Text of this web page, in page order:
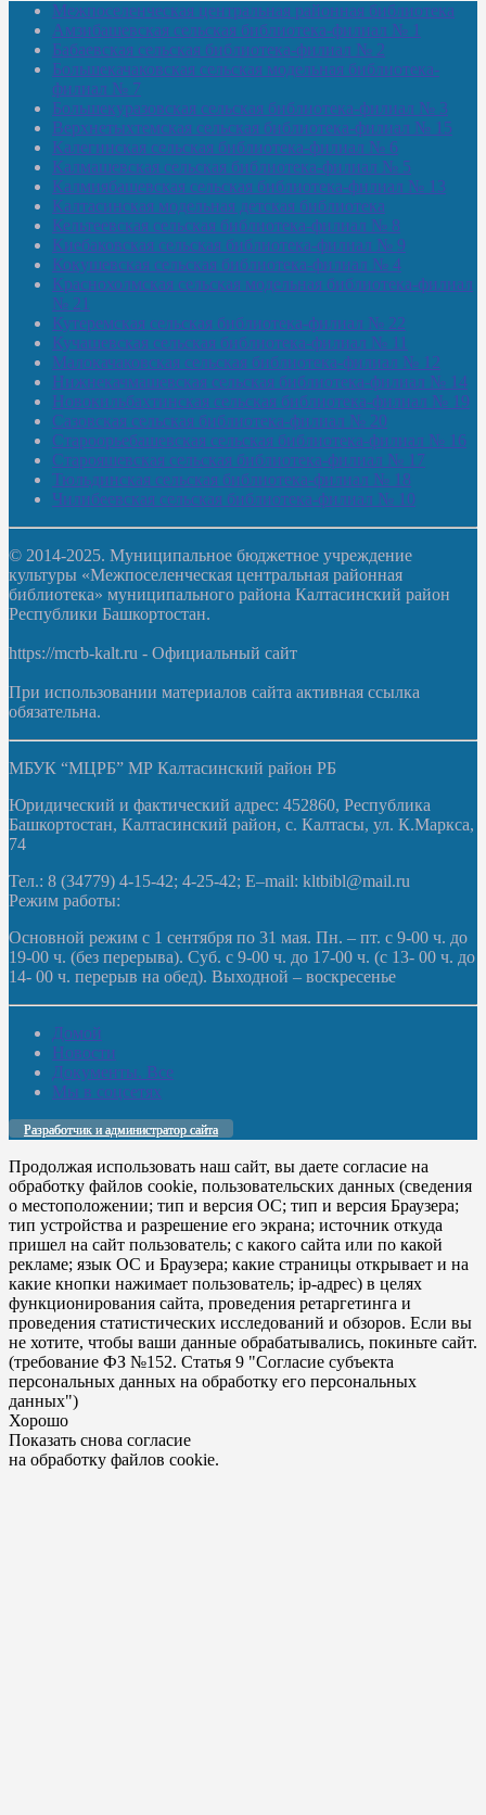
Межпоселенческая центральная районная библиотека
Амзибашевская сельская библиотека-филиал № 1
Бабаевская сельская библиотека-филиал № 2
Большекачаковская сельская модельная библиотека-
филиал № 7
Большекуразовская сельская библиотека-филиал № 3
Верхнетыхтемская сельская библиотека-филиал № 15
Калегинская сельская библиотека-филиал № 6
Калмашевская сельская библиотека-филиал № 5
Калмиябашевская сельская библиотека-филиал № 13
Калтасинская модельная детская библиотека
Кельтеевская сельская библиотека-филиал № 8
Киебаковская сельская библиотека-филиал № 9
Кокушевская сельская библиотека-филиал № 4
Краснохолмская сельская модельная библиотека-филиал
№ 21
Кутеремская сельская библиотека-филиал № 22
Кучашевская сельская библиотека-филиал № 11
Малокачаковская сельская библиотека-филиал № 12
Нижнекачмашевская сельская библиотека-филиал № 14
Новокильбахтинская сельская библиотека-филиал № 19
Сазовская сельская библиотека-филиал № 20
Староорьебашевская сельская библиотека-филиал № 16
Старояшевская сельская библиотека-филиал № 17
Тюльдинская сельская библиотека-филиал № 18
Чилибеевская сельская библиотека-филиал № 10
© 2014-2025. Муниципальное бюджетное учреждение
культуры «Межпоселенческая центральная районная
библиотека» муниципального района Калтасинский район
Республики Башкортостан.
https://mcrb-kalt.ru - Официальный сайт
При использовании материалов сайта активная ссылка
обязательна.
МБУК “МЦРБ” МР Калтасинский район РБ
Юридический и фактический адрес: 452860, Республика
Башкортостан, Калтасинский район, с. Калтасы, ул. К.Маркса,
74
Тел.: 8 (34779) 4-15-42; 4-25-42; E–mail: kltbibl@mail.ru
Режим работы:
Основной режим с 1 сентября по 31 мая. Пн. – пт. с 9-00 ч. до
19-00 ч. (без перерыва). Суб. с 9-00 ч. до 17-00 ч. (с 13- 00 ч. до
14- 00 ч. перерыв на обед). Выходной – воскресенье
Домой
Новости
Документы. Все
Мы в соцсетях
Разработчик и администратор сайта
Продолжая использовать наш сайт, вы даете согласие на
обработку файлов cookie, пользовательских данных (сведения
о местоположении; тип и версия ОС; тип и версия Браузера;
тип устройства и разрешение его экрана; источник откуда
пришел на сайт пользователь; с какого сайта или по какой
рекламе; язык ОС и Браузера; какие страницы открывает и на
какие кнопки нажимает пользователь; ip-адрес) в целях
функционирования сайта, проведения ретаргетинга и
проведения статистических исследований и обзоров. Если вы
не хотите, чтобы ваши данные обрабатывались, покиньте сайт.
(требование ФЗ №152. Статья 9 "Согласие субъекта
персональных данных на обработку его персональных
данных")
Хорошо
Показать снова согласие
на обработку файлов cookie.